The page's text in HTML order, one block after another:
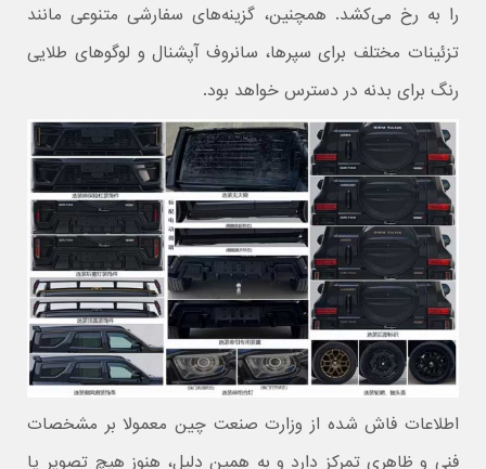
را به رخ می‌کشد. همچنین، گزینه‌های سفارشی متنوعی مانند
تزئینات مختلف برای سپرها، سانروف آپشنال و لوگوهای طلایی
رنگ برای بدنه در دسترس خواهد بود.
اطلاعات فاش شده از وزارت صنعت چین معمولا بر مشخصات
فنی و ظاهری تمرکز دارد و به همین دلیل، هنوز هیچ تصویر یا